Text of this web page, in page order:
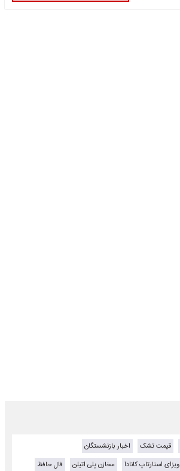
قیمت تشک
اخبار بازنشستگان
ویزای استارتاپ کانادا مخازن پلی اتیلن
فال حافظ